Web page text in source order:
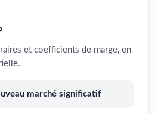
et coefficients de marge, en
marché significatif